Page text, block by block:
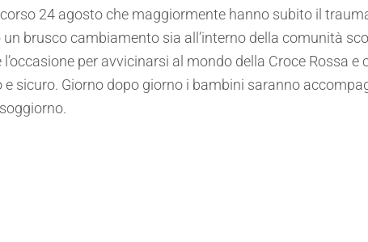
24 agosto che maggiormente hanno subito il
brusco cambiamento sia all’interno della comunità
per avvicinarsi al mondo della Croce Rossa e
sicuro. Giorno dopo giorno i bambini saranno